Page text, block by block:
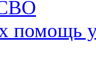
помощь